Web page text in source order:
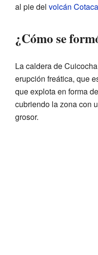
al pie del volcán
¿Cómo se
La caldera de
erupción freática, que
que explota en forma
cubriendo la zona con
grosor.